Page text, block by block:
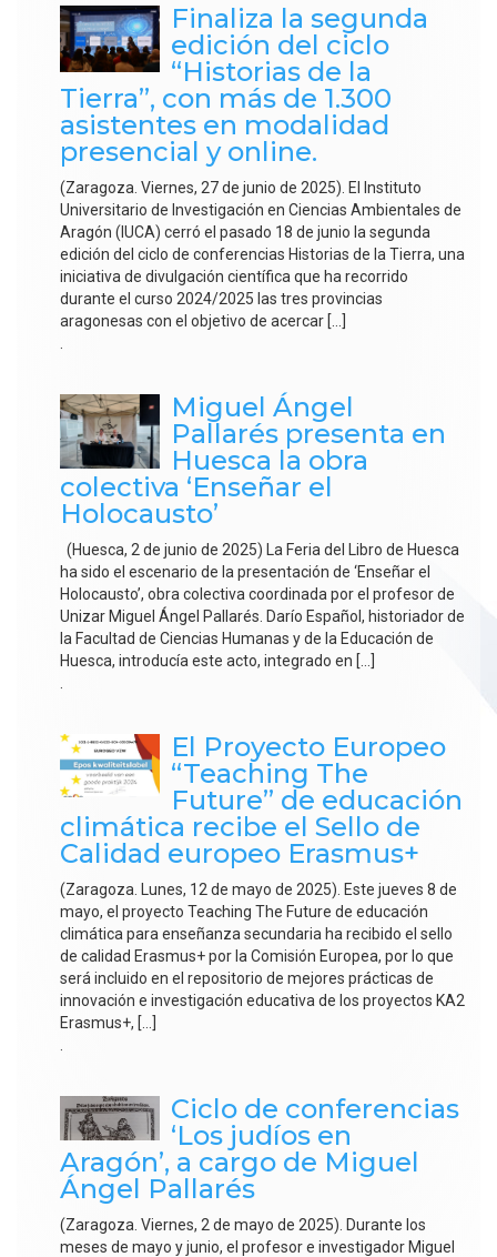
Finaliza la segunda
edición del ciclo
“Historias de la
Tierra”, con más de 1.300
asistentes en modalidad
presencial y online.
(Zaragoza. Viernes, 27 de junio de 2025). El Instituto
Universitario de Investigación en Ciencias Ambientales de
Aragón (IUCA) cerró el pasado 18 de junio la segunda
edición del ciclo de conferencias Historias de la Tierra, una
iniciativa de divulgación científica que ha recorrido
durante el curso 2024/2025 las tres provincias
aragonesas con el objetivo de acercar […]
Miguel Ángel
Pallarés presenta en
Huesca la obra
colectiva ‘Enseñar el
Holocausto’
(Huesca, 2 de junio de 2025) La Feria del Libro de Huesca
ha sido el escenario de la presentación de ‘Enseñar el
Holocausto’, obra colectiva coordinada por el profesor de
Unizar Miguel Ángel Pallarés. Darío Español, historiador de
la Facultad de Ciencias Humanas y de la Educación de
Huesca, introducía este acto, integrado en […]
El Proyecto Europeo
“Teaching The
Future” de educación
climática recibe el Sello de
Calidad europeo Erasmus+
(Zaragoza. Lunes, 12 de mayo de 2025). Este jueves 8 de
mayo, el proyecto Teaching The Future de educación
climática para enseñanza secundaria ha recibido el sello
de calidad Erasmus+ por la Comisión Europea, por lo que
será incluido en el repositorio de mejores prácticas de
innovación e investigación educativa de los proyectos KA2
Erasmus+, […]
Ciclo de conferencias
‘Los judíos en
Aragón’, a cargo de Miguel
Ángel Pallarés
(Zaragoza. Viernes, 2 de mayo de 2025). Durante los
meses de mayo y junio, el profesor e investigador Miguel